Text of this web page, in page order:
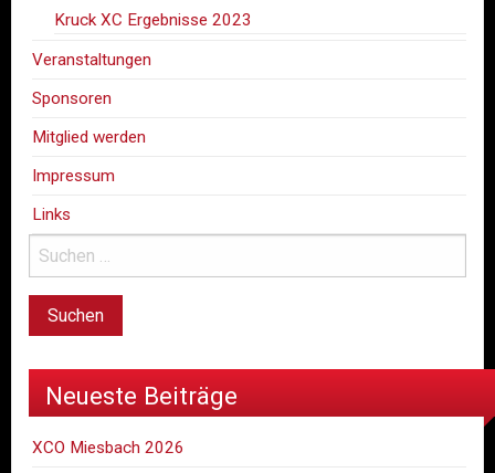
Kruck XC Ergebnisse 2023
Veranstaltungen
Sponsoren
Mitglied werden
Impressum
Links
Neueste Beiträge
XCO Miesbach 2026